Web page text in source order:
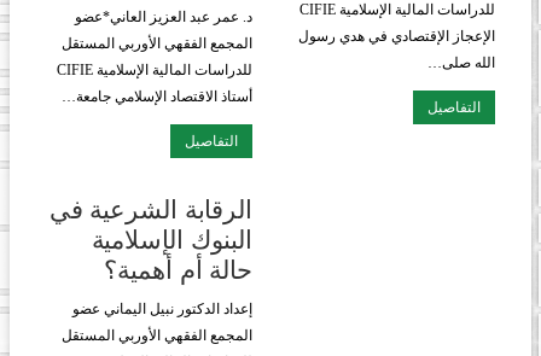
د. عمر عبد العزيز العاني*عضو
المجمع الفقهي الأوربي المستقل
للدراسات المالية الإسلامية CIFIE
أستاذ الاقتصاد الإسلامي جامعة…
التفاصيل
للدراسات المالية الإسلامية CIFIE
الإعجاز الإقتصادي في هدي رسول
الله صلى…
التفاصيل
الرقابة الشرعية في
البنوك الإسلامية
حالة أم أهمية؟
إعداد الدكتور نبيل اليماني عضو
المجمع الفقهي الأوربي المستقل